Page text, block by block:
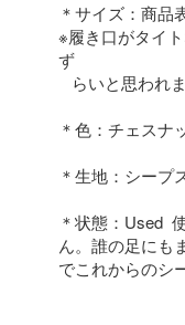
＊サイズ：商品
※履き口がタイ
ず
＊色：チェスナ
＊生地：シープ
＊状態：Used
ん。誰の足にも
でこれからのシ